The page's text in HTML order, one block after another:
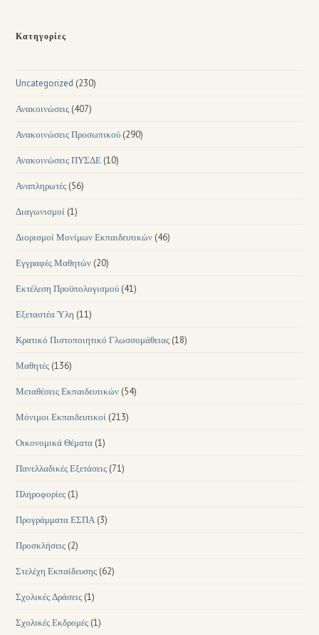
Κατηγορίες
Uncategorized (230)
Ανακοινώσεις (407)
Ανακοινώσεις Προσωπικού (290)
Ανακοινώσεις ΠΥΣΔΕ (10)
Αναπληρωτές (56)
Διαγωνισμοί (1)
Διορισμοί Μονίμων Εκπαιδευτικών (46)
Εγγραφές Μαθητών (20)
Εκτέλεση Προϋπολογισμού (41)
Εξεταστέα Ύλη (11)
Κρατικό Πιστοποιητικό Γλωσσομάθειας (18)
Μαθητές (136)
Μεταθέσεις Εκπαιδευτικών (54)
Μόνιμοι Εκπαιδευτικοί (213)
Οικονομικά Θέματα (1)
Πανελλαδικές Εξετάσεις (71)
Πληροφορίες (1)
Προγράμματα ΕΣΠΑ (3)
Προσκλήσεις (2)
Στελέχη Εκπαίδευσης (62)
Σχολικές Δράσεις (1)
Σχολικές Εκδρομές (1)